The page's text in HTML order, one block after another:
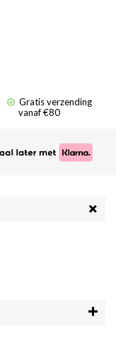
Gratis verzending
vanaf €80